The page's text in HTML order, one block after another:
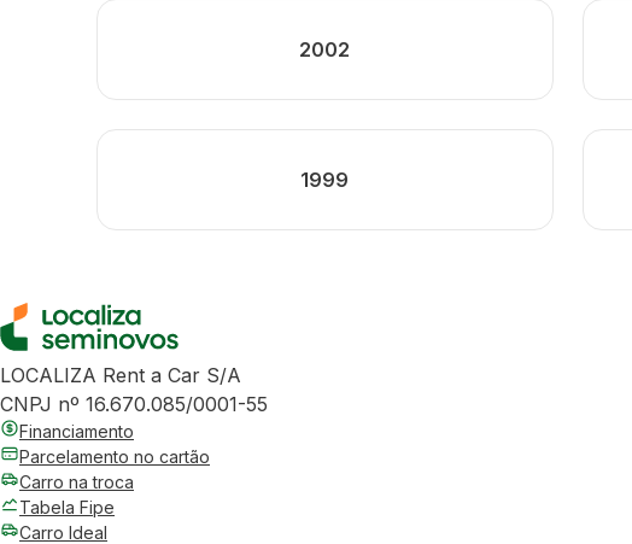
2002
1999
LOCALIZA Rent a Car S/A
CNPJ nº 16.670.085/0001-55
Financiamento
Parcelamento no cartão
Carro na troca
Tabela Fipe
Carro Ideal